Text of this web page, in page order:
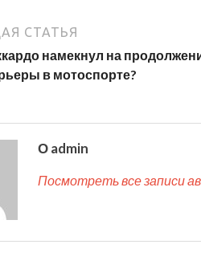
СТАТЬЯ
намекнул на
в мотоспорте?
О admin
Посмотреть все записи